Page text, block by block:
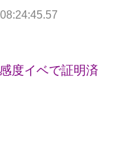
度イベで証明済